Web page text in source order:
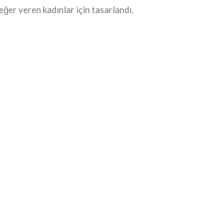
veren kadınlar için tasarlandı.